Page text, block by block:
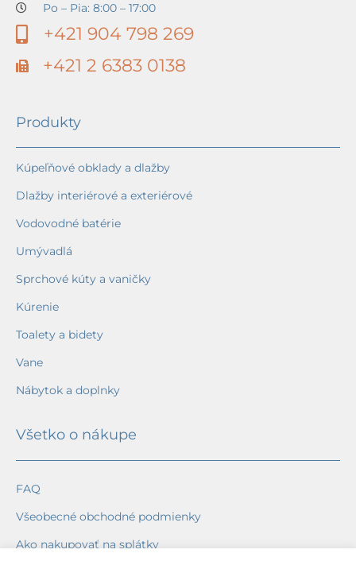
Po – Pia: 8:00 – 17:00
+421 904 798 269
+421 2 6383 0138
Produkty
Kúpeľňové obklady a dlažby
Dlažby interiérové a exteriérové
Vodovodné batérie
Umývadlá
Sprchové kúty a vaničky
Kúrenie
Toalety a bidety
Vane
Nábytok a doplnky
Všetko o nákupe
FAQ
Všeobecné obchodné podmienky
Ako nakupovať na splátky